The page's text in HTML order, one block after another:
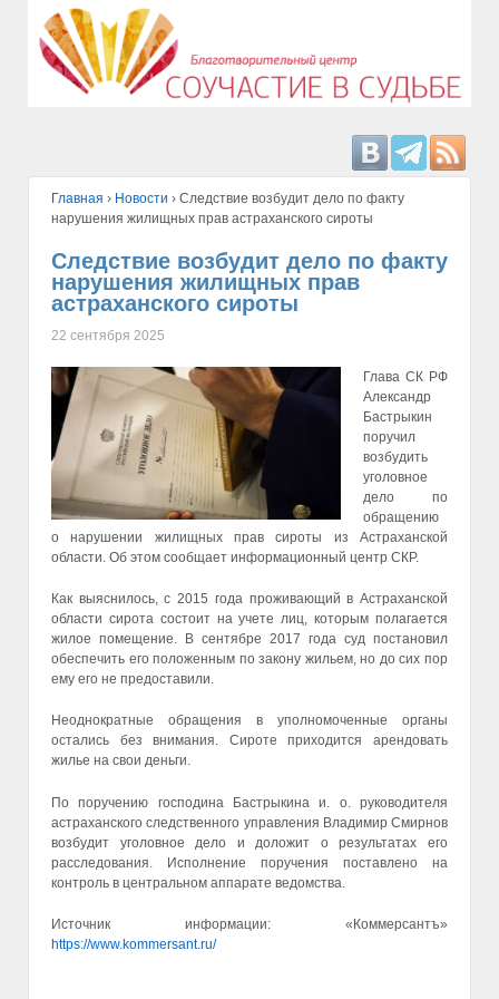
Главная › Hовости › Следствие возбудит дело по факту
нарушения жилищных прав астраханского сироты
Следствие возбудит дело по факту
нарушения жилищных прав
астраханского сироты
22 сентября 2025
Глава СК РФ
Александр
Бастрыкин
поручил
возбудить
уголовное
дело по
обращению
о нарушении жилищных прав сироты из Астраханской
области. Об этом сообщает информационный центр СКР.
Как выяснилось, с 2015 года проживающий в Астраханской
области сирота состоит на учете лиц, которым полагается
жилое помещение. В сентябре 2017 года суд постановил
обеспечить его положенным по закону жильем, но до сих пор
ему его не предоставили.
Неоднократные обращения в уполномоченные органы
остались без внимания. Сироте приходится арендовать
жилье на свои деньги.
По поручению господина Бастрыкина и. о. руководителя
астраханского следственного управления Владимир Смирнов
возбудит уголовное дело и доложит о результатах его
расследования. Исполнение поручения поставлено на
контроль в центральном аппарате ведомства.
Источник информации: «Коммерсантъ»
https://www.kommersant.ru/